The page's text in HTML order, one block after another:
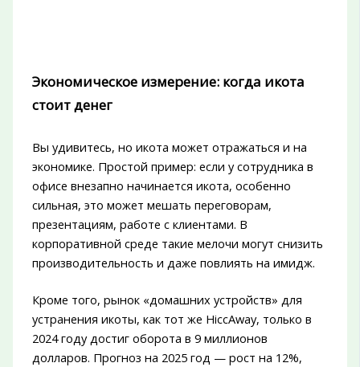
Экономическое измерение: когда икота
стоит денег
Вы удивитесь, но икота может отражаться и на
экономике. Простой пример: если у сотрудника в
офисе внезапно начинается икота, особенно
сильная, это может мешать переговорам,
презентациям, работе с клиентами. В
корпоративной среде такие мелочи могут снизить
производительность и даже повлиять на имидж.
Кроме того, рынок «домашних устройств» для
устранения икоты, как тот же HiccAway, только в
2024 году достиг оборота в 9 миллионов
долларов. Прогноз на 2025 год — рост на 12%,